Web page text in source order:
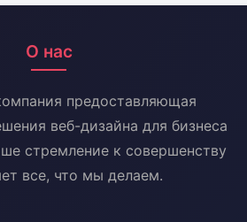
О нас
предоставляющая
веб-дизайна для бизнеса
стремление к совершенству
все, что мы делаем.